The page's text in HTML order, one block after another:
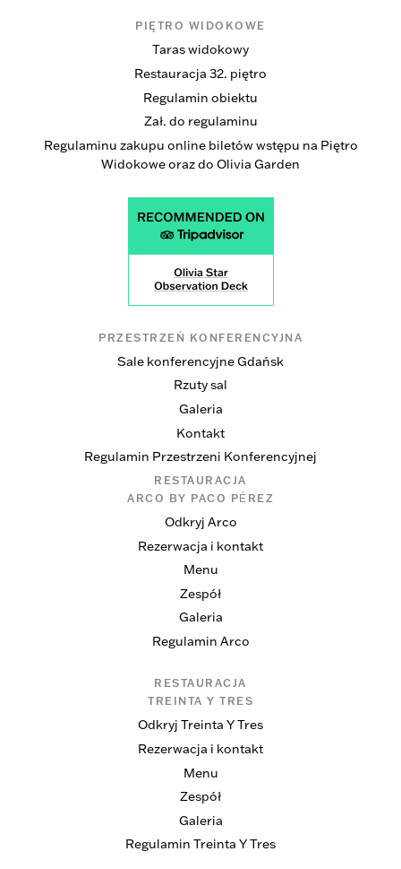
PIĘTRO WIDOKOWE
Taras widokowy
Restauracja 32. piętro
Regulamin obiektu
Zał. do regulaminu
Regulaminu zakupu online biletów wstępu na Piętro
Widokowe oraz do Olivia Garden
PRZESTRZEŃ KONFERENCYJNA
Sale konferencyjne Gdańsk
Rzuty sal
Galeria
Kontakt
Regulamin Przestrzeni Konferencyjnej
RESTAURACJA
ARCO BY PACO PÉREZ
Odkryj Arco
Rezerwacja i kontakt
Menu
Zespół
Galeria
Regulamin Arco
RESTAURACJA
TREINTA Y TRES
Odkryj Treinta Y Tres
Rezerwacja i kontakt
Menu
Zespół
Galeria
Regulamin Treinta Y Tres